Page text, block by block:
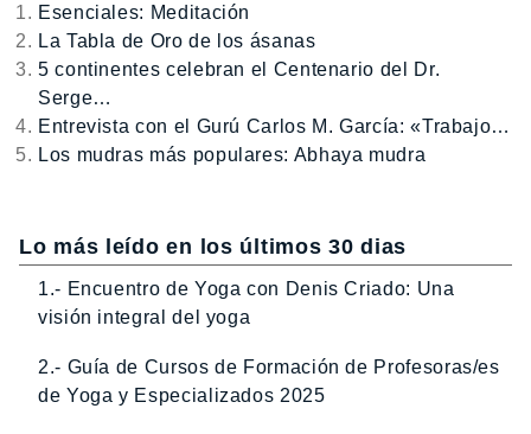
Esenciales: Meditación
La Tabla de Oro de los ásanas
5 continentes celebran el Centenario del Dr.
Serge…
Entrevista con el Gurú Carlos M. García: «Trabajo…
Los mudras más populares: Abhaya mudra
Lo más leído en los últimos 30 dias
1.- Encuentro de Yoga con Denis Criado: Una
visión integral del yoga
2.- Guía de Cursos de Formación de Profesoras/es
de Yoga y Especializados 2025